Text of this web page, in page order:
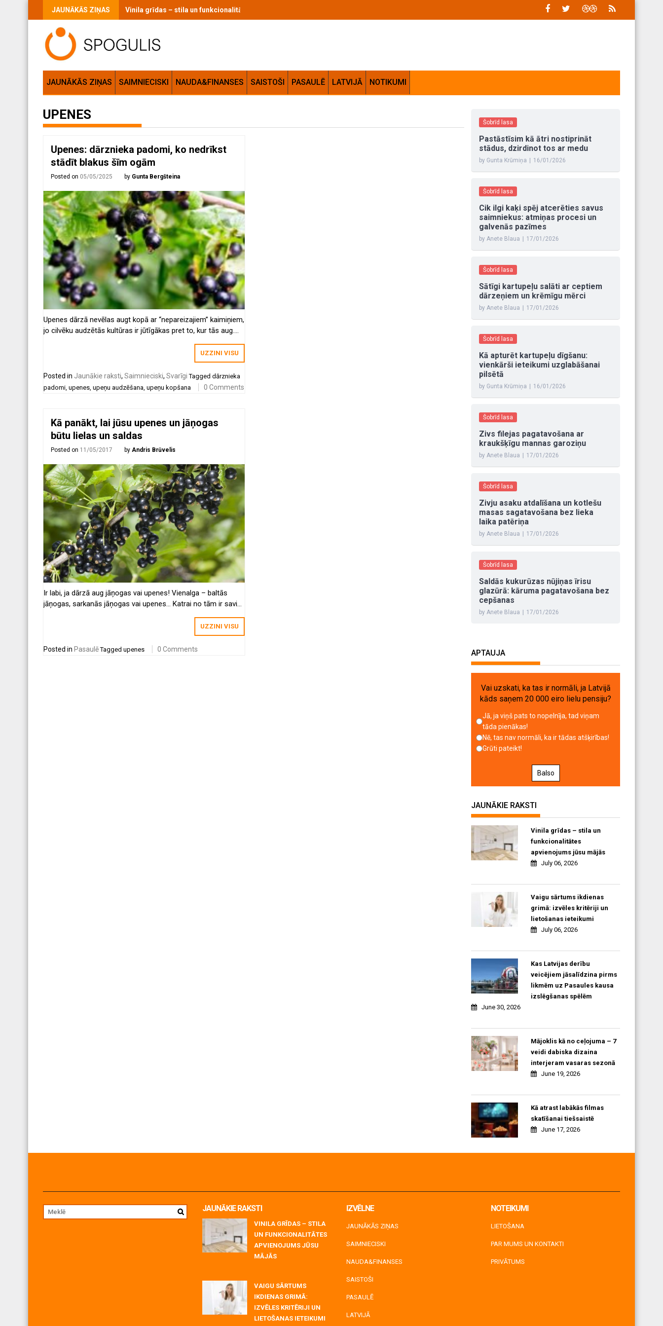
JAUNĀKĀS ZIŅAS Vinila grīdas – stila un funkcionalitātes apvienojums jūsu mājās
JAUNĀKĀS ZIŅAS SAIMNIECISKI NAUDA&FINANSES SAISTOŠI PASAULĒ LATVIJĀ NOTIKUMI
UPENES
Upenes: dārznieka padomi, ko nedrīkst
stādīt blakus šīm ogām
Posted on 05/05/2025 by Gunta Bergšteina
Upenes dārzā nevēlas augt kopā ar “nepareizajiem” kaimiņiem,
jo cilvēku audzētās kultūras ir jūtīgākas pret to, kur tās aug.
UZZINI VISU
Posted in Jaunākie raksti, Saimnieciski, Svarīgi Tagged dārznieka
padomi, upenes, upeņu audzēšana, upeņu kopšana 0 Comments
Kā panākt, lai jūsu upenes un jāņogas
būtu lielas un saldas
Posted on 11/05/2017 by Andris Brūvelis
Ir labi, ja dārzā aug jāņogas vai upenes! Vienalga – baltās
jāņogas, sarkanās jāņogas vai upenes… Katrai no tām ir savi
UZZINI VISU
Posted in Pasaulē Tagged upenes 0 Comments
Šobrīd lasa
Pastāstīsim kā ātri nostiprināt
stādus, dzirdinot tos ar medu
by Gunta Krūmiņa 16/01/2026
Šobrīd lasa
Cik ilgi kaķi spēj atcerēties savus
saimniekus: atmiņas procesi un
galvenās pazīmes
by Anete Blaua 17/01/2026
Šobrīd lasa
Sātīgi kartupeļu salāti ar ceptiem
dārzeņiem un krēmīgu mērci
by Anete Blaua 17/01/2026
Šobrīd lasa
Kā apturēt kartupeļu dīgšanu:
vienkārši ieteikumi uzglabāšanai
pilsētā
by Gunta Krūmiņa 16/01/2026
Šobrīd lasa
Zivs filejas pagatavošana ar
kraukšķīgu mannas garoziņu
by Anete Blaua 17/01/2026
Šobrīd lasa
Zivju asaku atdalīšana un kotlešu
masas sagatavošana bez lieka
laika patēriņa
by Anete Blaua 17/01/2026
Šobrīd lasa
Saldās kukurūzas nūjiņas īrisu
glazūrā: kāruma pagatavošana bez
cepšanas
by Anete Blaua 17/01/2026
APTAUJA
Vai uzskati, ka tas ir normāli, ja Latvijā
kāds saņem 20 000 eiro lielu pensiju?
Jā, ja viņš pats to nopelnīja, tad viņam
tāda pienākas!
Nē, tas nav normāli, ka ir tādas atšķirības!
Grūti pateikt!
Balso
JAUNĀKIE RAKSTI
Vinila grīdas – stila un
funkcionalitātes
apvienojums jūsu mājās
July 06, 2026
Vaigu sārtums ikdienas
grimā: izvēles kritēriji un
lietošanas ieteikumi
July 06, 2026
Kas Latvijas derību
veicējiem jāsalīdzina pirms
likmēm uz Pasaules kausa
izslēgšanas spēlēm
June 30, 2026
Mājoklis kā no ceļojuma – 7
veidi dabiska dizaina
interjeram vasaras sezonā
June 19, 2026
Kā atrast labākās filmas
skatīšanai tiešsaistē
June 17, 2026
JAUNĀKIE RAKSTI
VINILA GRĪDAS – STILA
UN FUNKCIONALITĀTES
APVIENOJUMS JŪSU
MĀJĀS
VAIGU SĀRTUMS
IKDIENAS GRIMĀ:
IZVĒLES KRITĒRIJI UN
LIETOŠANAS IETEIKUMI
IZVĒLNE
JAUNĀKĀS ZIŅAS
SAIMNIECISKI
NAUDA&FINANSES
SAISTOŠI
PASAULĒ
LATVIJĀ
NOTEIKUMI
LIETOŠANA
PAR MUMS UN KONTAKTI
PRIVĀTUMS